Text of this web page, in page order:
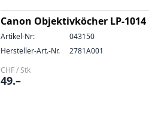
Canon Objektivköcher LP-1014
Artikel-Nr:
043150
Hersteller-Art.-Nr.
2781A001
CHF / Stk
49.–